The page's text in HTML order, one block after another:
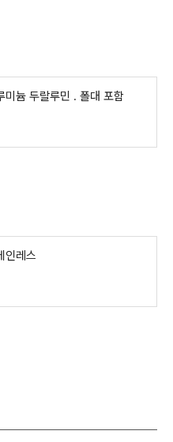
미늄 두랄루민 . 폴대 포함
인레스